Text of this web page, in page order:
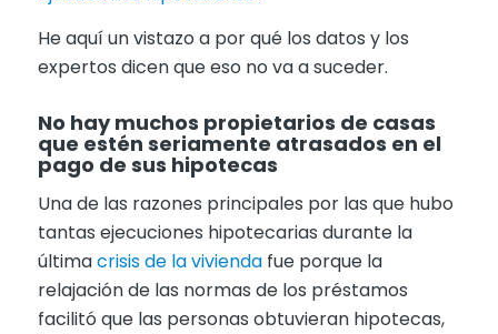
He aquí un vistazo a por qué los datos y los
expertos dicen que eso no va a suceder.
No hay muchos propietarios de casas
que estén seriamente atrasados en el
pago de sus hipotecas
Una de las razones principales por las que hubo
tantas ejecuciones hipotecarias durante la
últimacrisis de la viviendafue porque la
relajación de las normas de los préstamos
facilitó que las personas obtuvieran hipotecas,